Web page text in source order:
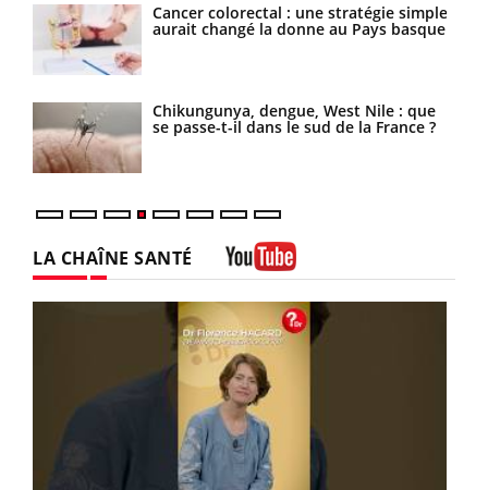
Cancer colorectal : une stratégie simple
aurait changé la donne au Pays basque
Chikungunya, dengue, West Nile : que
se passe-t-il dans le sud de la France ?
LA CHAÎNE SANTÉ